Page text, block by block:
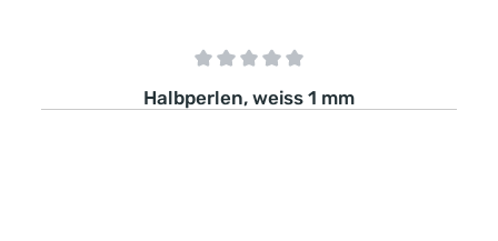
Durchschnittliche Bewertung von 0 von 5 Sternen
Halbperlen, weiss 1 mm